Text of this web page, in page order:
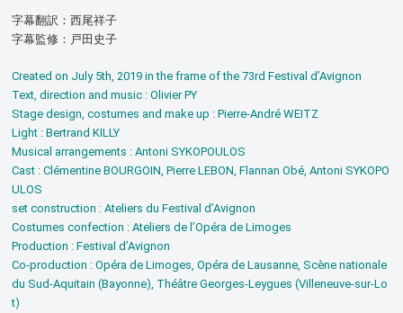
字幕翻訳：西尾祥子
字幕監修：戸田史子
Created on July 5th, 2019 in the frame of the 73rd Festival d’Avignon
Text, direction and music : Olivier PY
Stage design, costumes and make up : Pierre-André WEITZ
Light : Bertrand KILLY
Musical arrangements : Antoni SYKOPOULOS
Cast : Clémentine BOURGOIN, Pierre LEBON, Flannan Obé, Antoni SYKOPO
ULOS
set construction : Ateliers du Festival d’Avignon
Costumes confection : Ateliers de l’Opéra de Limoges
Production : Festival d’Avignon
Co-production : Opéra de Limoges, Opéra de Lausanne, Scène nationale
du Sud-Aquitain (Bayonne), Théâtre Georges-Leygues (Villeneuve-sur-Lo
t)